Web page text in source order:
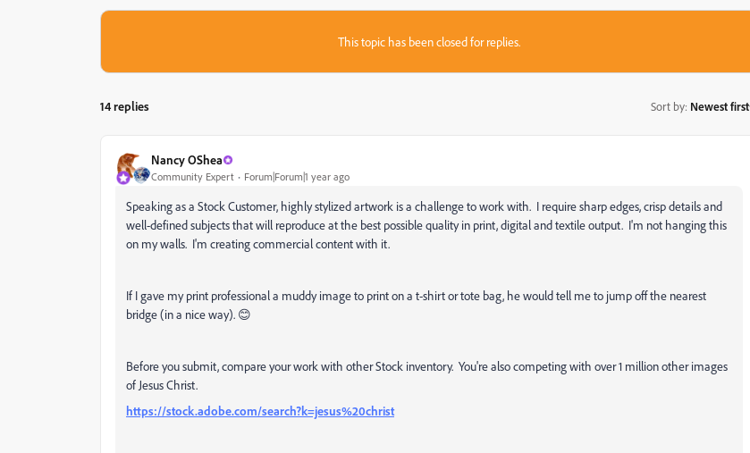
This topic has been closed for replies.
14 replies Sort by: Newest first
Nancy OShea
Community Expert Forum|Forum|1 year ago
Speaking as a Stock Customer, highly stylized artwork is a challenge to work with. I require sharp edges, crisp details and
well-defined subjects that will reproduce at the best possible quality in print, digital and textile output. I'm not hanging this
on my walls. I'm creating commercial content with it.
If I gave my print professional a muddy image to print on a t-shirt or tote bag, he would tell me to jump off the nearest
bridge (in a nice way). 😊
Before you submit, compare your work with other Stock inventory. You're also competing with over 1 million other images
of Jesus Christ.
https://stock.adobe.com/search?k=jesus%20christ